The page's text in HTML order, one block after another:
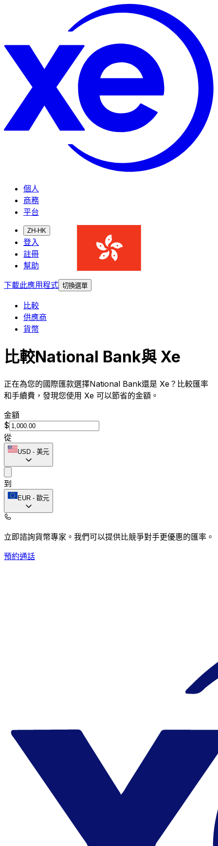
個人
商務
平台
ZH-HK
登入
註冊
幫助
下載此應用程式 切換選單
比較
供應商
貨幣
比較National Bank與 Xe
正在為您的國際匯款選擇National Bank還是 Xe？比較匯率
和手續費，發現您使用 Xe 可以節省的金額。
金額
$
從
USD - 美元
到
EUR - 歐元
立即諮詢貨幣專家。 我們可以提供比競爭對手更優惠的匯率。
預約通話